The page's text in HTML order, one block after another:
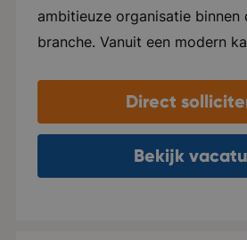
ambitieuze organisatie binnen
branche. Vanuit een modern
verschillende internationale
Nederlandse markt. Voor
ontwikkelen zij een passende
strategie, waarbij
Direct
Bekijk